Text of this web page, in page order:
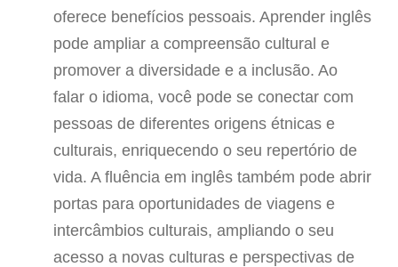
oferece benefícios pessoais. Aprender inglês
pode ampliar a compreensão cultural e
promover a diversidade e a inclusão. Ao
falar o idioma, você pode se conectar com
pessoas de diferentes origens étnicas e
culturais, enriquecendo o seu repertório de
vida. A fluência em inglês também pode abrir
portas para oportunidades de viagens e
intercâmbios culturais, ampliando o seu
acesso a novas culturas e perspectivas de